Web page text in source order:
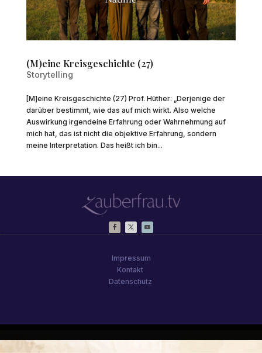
(M)eine Kreisgeschichte (27)
Storytelling
[M]eine Kreisgeschichte (27) Prof. Hüther: „Derjenige der
darüber bestimmt, wie das auf mich wirkt. Also welche
Auswirkung irgendeine Erfahrung oder Wahrnehmung auf
mich hat, das ist nicht die objektive Erfahrung, sondern
meine Interpretation. Das heißt ich bin...
Impressum
Kontakt
Datenschutz